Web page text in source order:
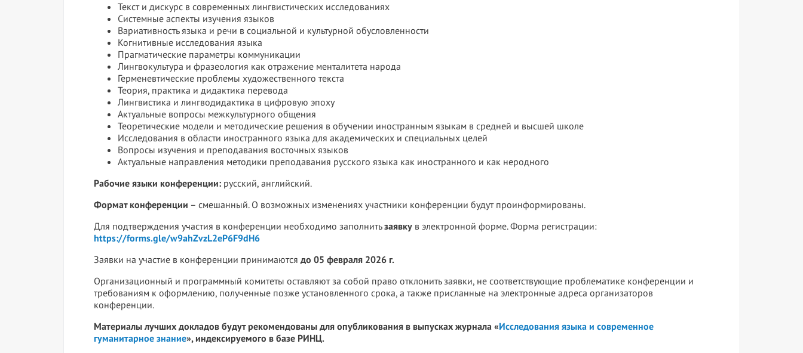
Текст и дискурс в современных лингвистических исследованиях
Системные аспекты изучения языков
Вариативность языка и речи в социальной и культурной обусловленности
Когнитивные исследования языка
Прагматические параметры коммуникации
Лингвокультура и фразеология как отражение менталитета народа
Герменевтические проблемы художественного текста
Теория, практика и дидактика перевода
Лингвистика и лингводидактика в цифровую эпоху
Актуальные вопросы межкультурного общения
Теоретические модели и методические решения в обучении иностранным языкам в средней и высшей школе
Исследования в области иностранного языка для академических и специальных целей
Вопросы изучения и преподавания восточных языков
Актуальные направления методики преподавания русского языка как иностранного и как неродного
Рабочие языки конференции: русский, английский.
Формат конференции – смешанный. О возможных изменениях участники конференции будут проинформированы.
Для подтверждения участия в конференции необходимо заполнитьзаявку в электронной форме. Форма регистрации:
https://forms.gle/w9ahZvzL2eP6F9dH6
Заявки на участие в конференции принимаются до 05 февраля 2026 г.
Организационный и программный комитеты оставляют за собой право отклонить заявки, не соответствующие проблематике конференции и
требованиям к оформлению, полученные позже установленного срока, а также присланные на электронные адреса организаторов
конференции.
Материалы лучших докладов будут рекомендованы для опубликования в выпусках журнала «Исследования языка и современное
гуманитарное знание», индексируемого в базе РИНЦ.